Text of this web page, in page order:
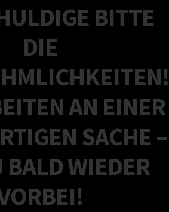
BITTE
DIE
AN EINER
SACHE – S
WIEDER V